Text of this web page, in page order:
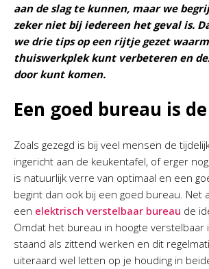
aan de slag te kunnen, maar we
zeker niet bij iedereen het geval is.
we drie tips op een rijtje gezet
thuiswerkplek kunt verbeteren en
door kunt komen.
Een goed bureau is
Zoals gezegd is bij veel mensen de
ingericht aan de keukentafel, of erger
is natuurlijk verre van optimaal en een
begint dan ook bij een goed bureau. Net
een elektrisch verstelbaar bureau de
Omdat het bureau in hoogte verstelbaar
staand als zittend werken en dit
uiteraard wel letten op je houding in